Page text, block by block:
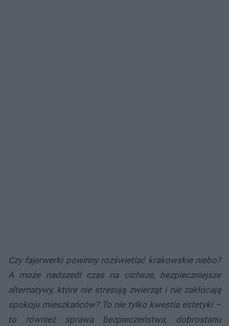
Czy fajerwerki powinny rozświetlać krakowskie niebo?
A może nadszedł czas na cichsze, bezpieczniejsze
alternatywy, które nie stresują zwierząt i nie zakłócają
spokoju mieszkańców? To nie tylko kwestia estetyki –
to również sprawa bezpieczeństwa, dobrostanu